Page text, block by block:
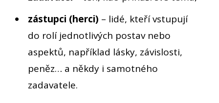
zástupci (herci) – lidé, kteří vstupují
do rolí jednotlivých postav nebo
aspektů, například lásky, závislosti,
peněz… a někdy i samotného
zadavatele.